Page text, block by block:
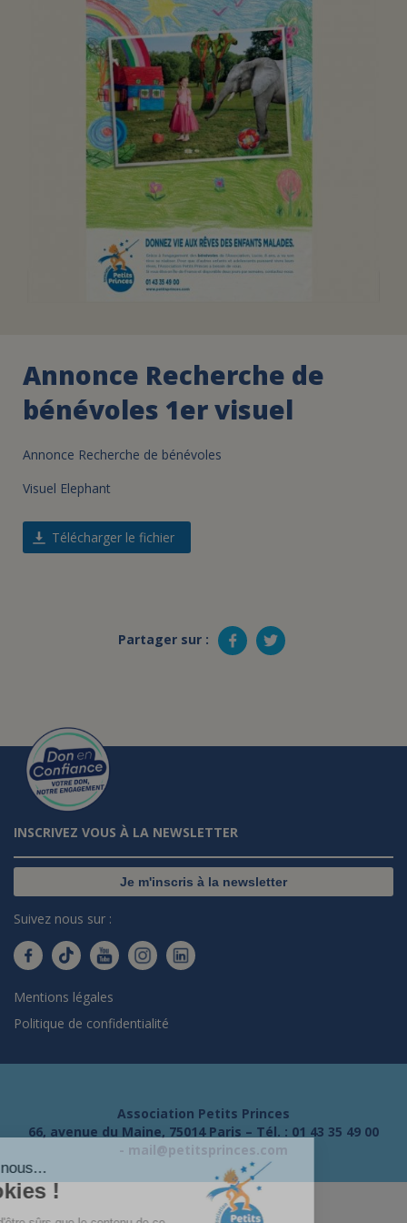
Salut c'est nous...
les Cookies !
FAIRE UN DON
ASSURANCE VIE/LEGS
ESPACE PRESSE
JE DEVIENS
BÉNÉVOLE
DEVENIR
UN PETIT PRINCE
Annonce Recherche de
bénévoles 1er visuel
Annonce Recherche de bénévoles
Visuel Elephant
Télécharger le fichier
Partager sur :
INSCRIVEZ VOUS À LA NEWSLETTER
Je m'inscris à la newsletter
Suivez nous sur :
Mentions légales
Politique de confidentialité
Association Petits Princes
66, avenue du Maine, 75014 Paris – Tél. : 01 43 35 49 00
- mail@petitsprinces.com